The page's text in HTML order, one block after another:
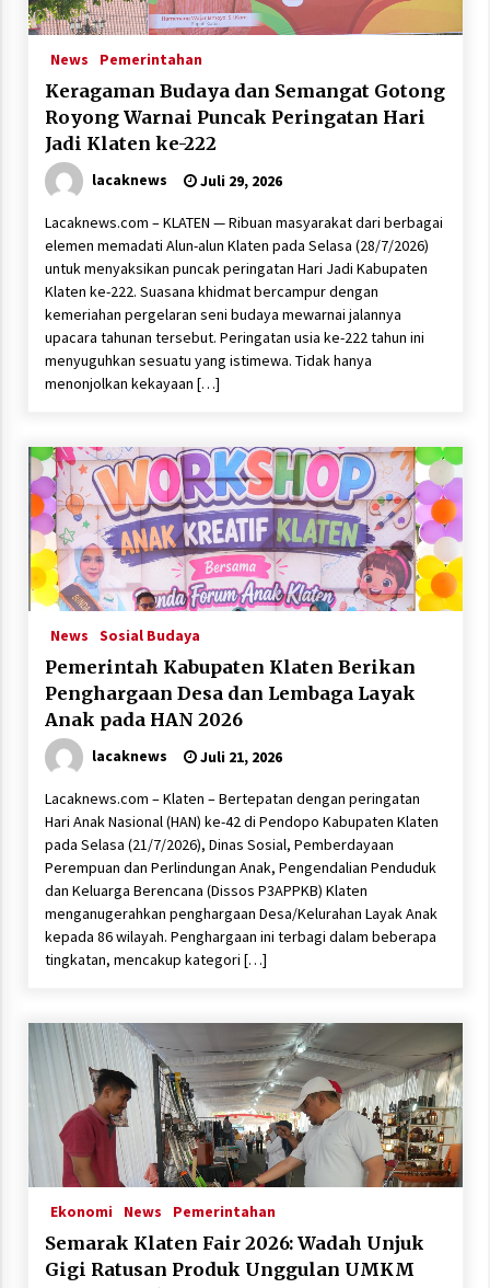
News Pemerintahan
Keragaman Budaya dan Semangat Gotong
Royong Warnai Puncak Peringatan Hari
Jadi Klaten ke-222
lacaknews Juli 29, 2026
Lacaknews.com – KLATEN — Ribuan masyarakat dari berbagai
elemen memadati Alun-alun Klaten pada Selasa (28/7/2026)
untuk menyaksikan puncak peringatan Hari Jadi Kabupaten
Klaten ke-222. Suasana khidmat bercampur dengan
kemeriahan pergelaran seni budaya mewarnai jalannya
upacara tahunan tersebut. Peringatan usia ke-222 tahun ini
menyuguhkan sesuatu yang istimewa. Tidak hanya
menonjolkan kekayaan […]
News Sosial Budaya
Pemerintah Kabupaten Klaten Berikan
Penghargaan Desa dan Lembaga Layak
Anak pada HAN 2026
lacaknews Juli 21, 2026
Lacaknews.com – Klaten – Bertepatan dengan peringatan
Hari Anak Nasional (HAN) ke-42 di Pendopo Kabupaten Klaten
pada Selasa (21/7/2026), Dinas Sosial, Pemberdayaan
Perempuan dan Perlindungan Anak, Pengendalian Penduduk
dan Keluarga Berencana (Dissos P3APPKB) Klaten
menganugerahkan penghargaan Desa/Kelurahan Layak Anak
kepada 86 wilayah. Penghargaan ini terbagi dalam beberapa
tingkatan, mencakup kategori […]
Ekonomi News Pemerintahan
Semarak Klaten Fair 2026: Wadah Unjuk
Gigi Ratusan Produk Unggulan UMKM